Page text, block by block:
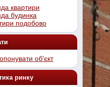
квартири
будинка
подобово
об'єкт
ринку